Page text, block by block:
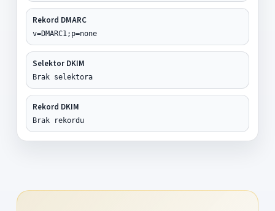
Rekord DMARC
v=DMARC1;p=none
Selektor DKIM
Brak selektora
Rekord DKIM
Brak rekordu